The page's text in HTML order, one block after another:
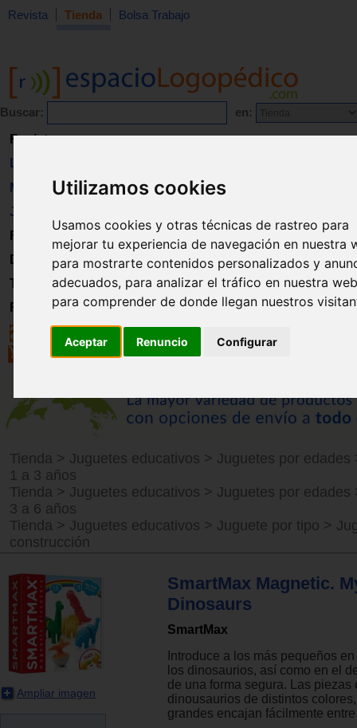
Utilizamos cookies
Usamos cookies y otras técnicas de rastreo para
mejorar tu experiencia de navegación en nuestra
para mostrarte contenidos personalizados y
adecuados, para analizar el tráfico en nuestra
para comprender de donde llegan nuestros
Aceptar Renuncio Configurar
Revista Tienda Bolsa Trabajo
Buscar: en:
Revista
Libros
Material
Juguetes
Formación
Directorio
Trabajo
Registro
Tienda > Juguetes educativos > Juguetes por edades
1 a 3 años
Tienda > Juguetes educativos > Juguetes por edades
3 a 6 años
Tienda > Juguetes educativos > Juguete por tipo >
construcción
Ampliar imagen
SmartMax Magnetic.
Dinosaurs
SmartMax
Introduce a los más pequeños
los dinosaurios, así como en el
de una forma segura. Las piezas
dinousaurios de distintos
grandes encajan fácilmente